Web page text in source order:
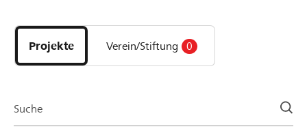
DE FR IT
Projekte
und
Organisationen
Projekte Verein/Stiftung 0
Suche